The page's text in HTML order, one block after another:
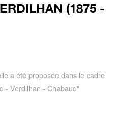
(1875 -
a été proposée dans le cadre
- Verdilhan - Chabaud"